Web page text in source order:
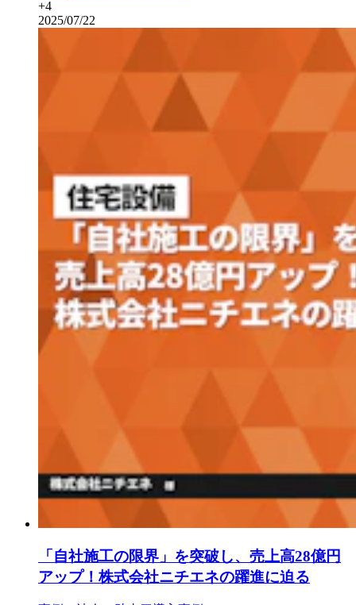
+4
2025/07/22
「自社施工の限界」を突破し、売上高28億円
アップ！株式会社ニチエネの躍進に迫る